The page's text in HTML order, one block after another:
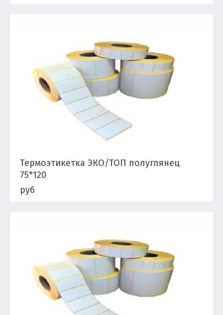
Термоэтикетка ЭКО/ТОП полуглянец
75*120
руб
Подробнее